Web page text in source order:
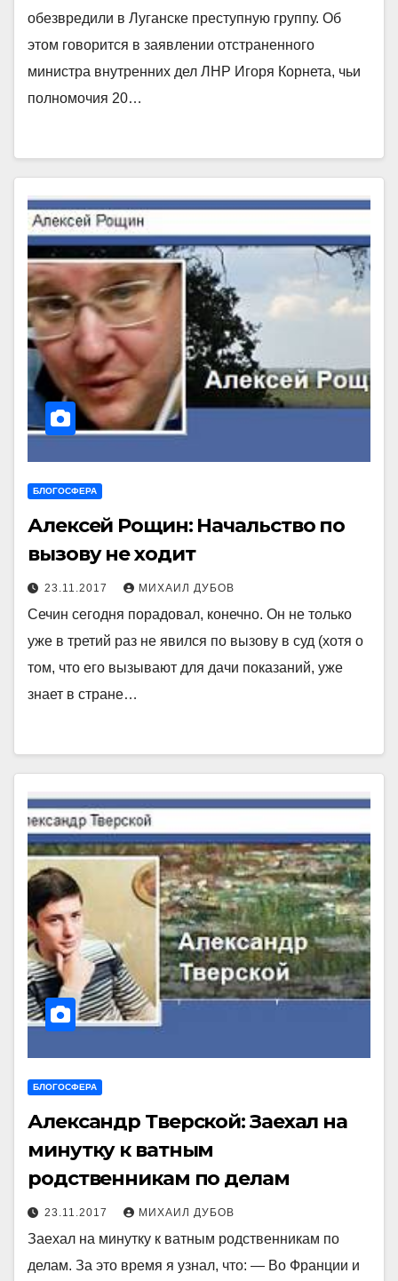
обезвредили в Луганске преступную группу. Об
этом говорится в заявлении отстраненного
министра внутренних дел ЛНР Игоря Корнета, чьи
полномочия 20…
БЛОГОСФЕРА
Алексей Рощин: Начальство по
вызову не ходит
23.11.2017 МИХАИЛ ДУБОВ
Сечин сегодня порадовал, конечно. Он не только
уже в третий раз не явился по вызову в суд (хотя о
том, что его вызывают для дачи показаний, уже
знает в стране…
БЛОГОСФЕРА
Александр Тверской: Заехал на
минутку к ватным
родственникам по делам
23.11.2017 МИХАИЛ ДУБОВ
Заехал на минутку к ватным родственникам по
делам. За это время я узнал, что: — Во Франции и